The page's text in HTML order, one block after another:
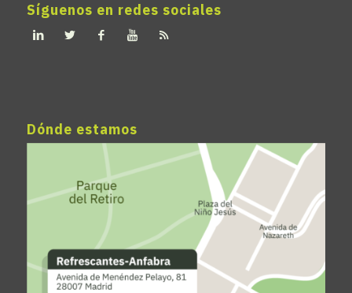
Síguenos en redes sociales
Dónde estamos